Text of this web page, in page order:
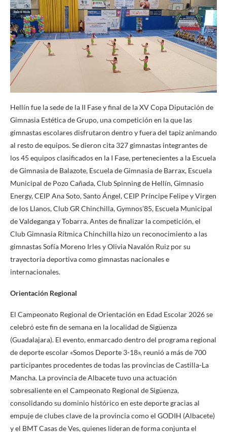
Hellín fue la sede de la II Fase y final de la XV Copa Diputación de
Gimnasia Estética de Grupo, una competición en la que las
gimnastas escolares disfrutaron dentro y fuera del tapiz animando
al resto de equipos. Se dieron cita 327 gimnastas integrantes de
los 45 equipos clasificados en la I Fase, pertenecientes a la Escuela
de Gimnasia de Balazote, Escuela de Gimnasia de Barrax, Escuela
Municipal de Pozo Cañada, Club Spinning de Hellín, Gimnasio
Energy, CEIP Ana Soto, Santo Ángel, CEIP Príncipe Felipe y Virgen
de los Llanos, Club GR Chinchilla, Gymnos’85, Escuela Municipal
de Valdeganga y Tobarra. Antes de finalizar la competición, el
Club Gimnasia Rítmica Chinchilla hizo un reconocimiento a las
gimnastas Sofía Moreno Irles y Olivia Navalón Ruiz por su
trayectoria deportiva como gimnastas nacionales e
internacionales.
Orientación Regional
El Campeonato Regional de Orientación en Edad Escolar 2026 se
celebró este fin de semana en la localidad de Sigüenza
(Guadalajara). El evento, enmarcado dentro del programa regional
de deporte escolar «Somos Deporte 3-18», reunió a más de 700
participantes procedentes de todas las provincias de Castilla-La
Mancha. La provincia de Albacete tuvo una actuación
sobresaliente en el Campeonato Regional de Sigüenza,
consolidando su dominio histórico en este deporte gracias al
empuje de clubes clave de la provincia como el GODIH (Albacete)
y el BMT Casas de Ves, quienes lideran de forma conjunta el